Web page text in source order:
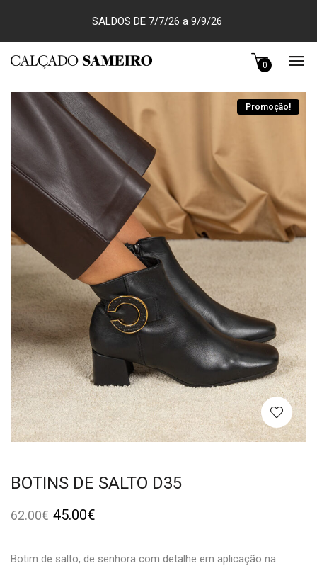
SALDOS DE 7/7/26 a 9/9/26
0
Promoção!
BOTINS DE SALTO D35
62.00€ 45.00€
Botim de salto, de senhora com detalhe em aplicação na